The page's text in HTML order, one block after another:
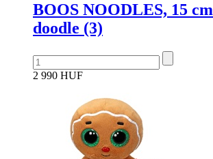
BOOS NOODLES, 15
doodle (3)
2 990 HUF